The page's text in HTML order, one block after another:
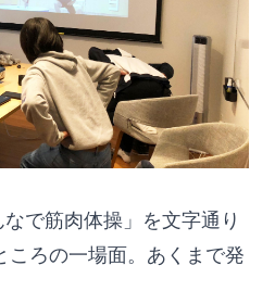
で筋肉体操」を文字通り
ころの一場面。あくまで発